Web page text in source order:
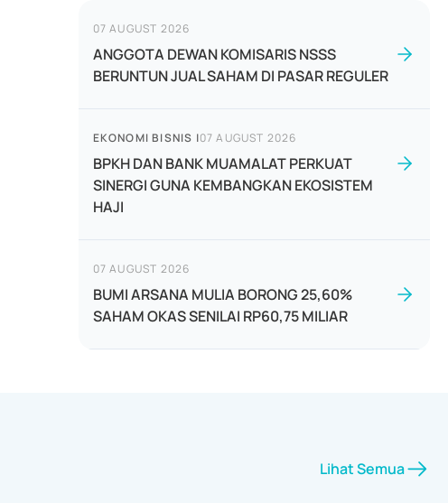
07 AUGUST 2026
ANGGOTA DEWAN KOMISARIS NSSS
BERUNTUN JUAL SAHAM DI PASAR REGULER
EKONOMI BISNIS |07 AUGUST 2026
BPKH DAN BANK MUAMALAT PERKUAT
SINERGI GUNA KEMBANGKAN EKOSISTEM
HAJI
07 AUGUST 2026
BUMI ARSANA MULIA BORONG 25,60%
SAHAM OKAS SENILAI RP60,75 MILIAR
Lihat Semua